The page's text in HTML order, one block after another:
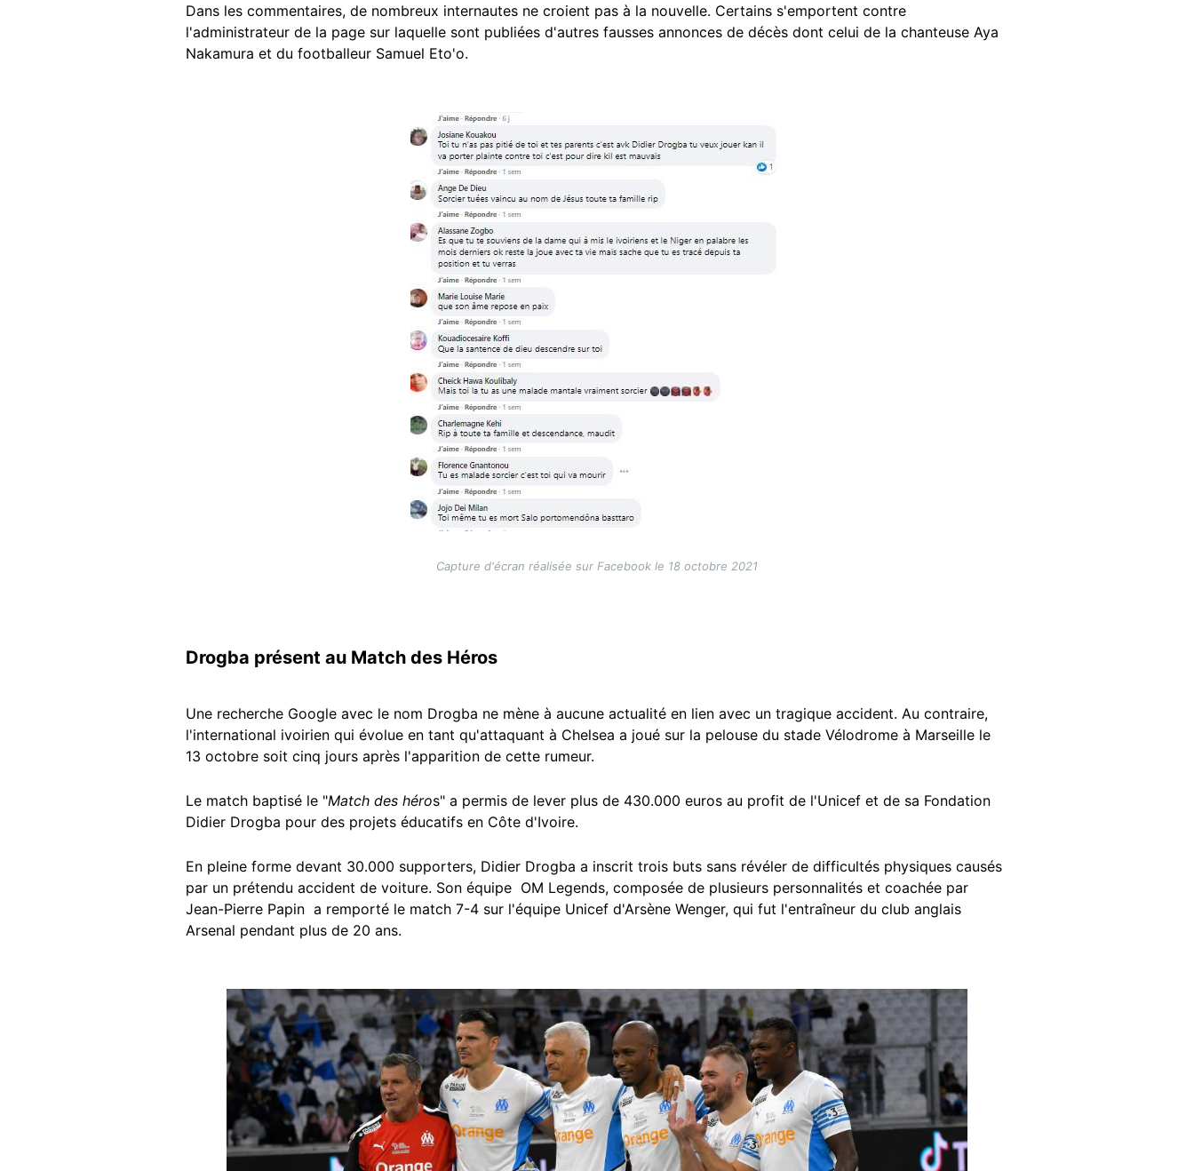
Dans les commentaires, de nombreux internautes ne croient pas à la nouvelle. Certains s'emportent contre
l'administrateur de la page sur laquelle sont publiées d'autres fausses annonces de décès dont celui de la chanteuse Aya
Nakamura et du footballeur Samuel Eto'o.
Capture d'écran réalisée sur Facebook le 18 octobre 2021
Drogba présent au Match des Héros
Une recherche Google avec le nom Drogba ne mène à aucune actualité en lien avec un tragique accident. Au contraire,
l'international ivoirien qui évolue en tant qu'attaquant à Chelsea a joué sur la pelouse du stade Vélodrome à Marseille le
13 octobre soit cinq jours après l'apparition de cette rumeur.
Le match baptisé le "Match des héros" a permis de lever plus de 430.000 euros au profit de l'Unicef et de sa Fondation
Didier Drogba pour des projets éducatifs en Côte d'Ivoire.
En pleine forme devant 30.000 supporters, Didier Drogba a inscrit trois buts sans révéler de difficultés physiques causés
par un prétendu accident de voiture. Son équipe OM Legends, composée de plusieurs personnalités et coachée par
Jean-Pierre Papin a remporté le match 7-4 sur l'équipe Unicef d'Arsène Wenger, qui fut l'entraîneur du club anglais
Arsenal pendant plus de 20 ans.
Image